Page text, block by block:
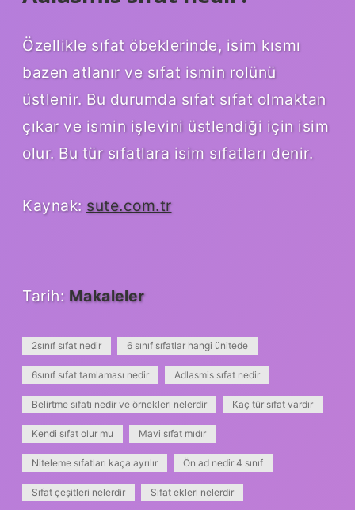
Özellikle sıfat öbeklerinde, isim kısmı
bazen atlanır ve sıfat ismin rolünü
üstlenir. Bu durumda sıfat sıfat olmaktan
çıkar ve ismin işlevini üstlendiği için isim
olur. Bu tür sıfatlara isim sıfatları denir.
Kaynak: sute.com.tr
Tarih: Makaleler
2sınıf sıfat nedir 6 sınıf sıfatlar hangi ünitede
6sınıf sıfat tamlaması nedir Adlasmis sıfat nedir
Belirtme sıfatı nedir ve örnekleri nelerdir Kaç tür sıfat vardır
Kendi sıfat olur mu Mavi sıfat mıdır
Niteleme sıfatları kaça ayrılır Ön ad nedir 4 sınıf
Sıfat çeşitleri nelerdir Sıfat ekleri nelerdir